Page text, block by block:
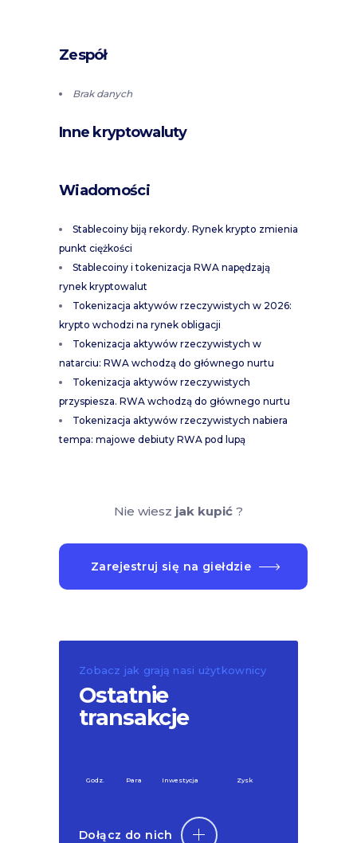
Zespół
Brak danych
Inne kryptowaluty
Wiadomości
Stablecoiny biją rekordy. Rynek krypto zmienia
punkt ciężkości
Stablecoiny i tokenizacja RWA napędzają
rynek kryptowalut
Tokenizacja aktywów rzeczywistych w 2026:
krypto wchodzi na rynek obligacji
Tokenizacja aktywów rzeczywistych w
natarciu: RWA wchodzą do głównego nurtu
Tokenizacja aktywów rzeczywistych
przyspiesza. RWA wchodzą do głównego nurtu
Tokenizacja aktywów rzeczywistych nabiera
tempa: majowe debiuty RWA pod lupą
Nie wiesz jak kupić?
Zarejestruj się na giełdzie
Zobacz jak grają nasi użytkownicy
Ostatnie
transakcje
Godz. Para Inwestycja Zysk
Dołącz do nich